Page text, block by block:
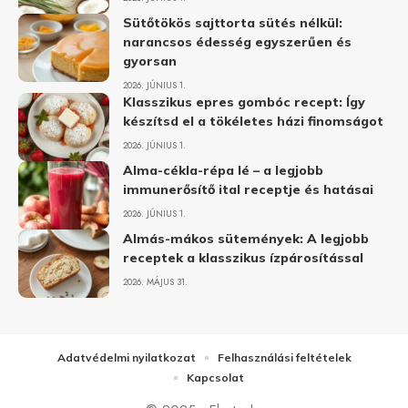
Sütőtökös sajttorta sütés nélkül:
narancsos édesség egyszerűen és
gyorsan
2026. JÚNIUS 1.
Klasszikus epres gombóc recept: Így
készítsd el a tökéletes házi finomságot
2026. JÚNIUS 1.
Alma-cékla-répa lé – a legjobb
immunerősítő ital receptje és hatásai
2026. JÚNIUS 1.
Almás-mákos sütemények: A legjobb
receptek a klasszikus ízpárosítással
2026. MÁJUS 31.
Adatvédelmi nyilatkozat
Felhasználási feltételek
Kapcsolat